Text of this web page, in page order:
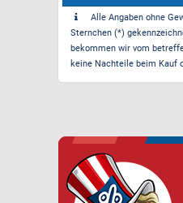
Alle Angaben ohne
Sternchen (*)
bekommen wir vom
keine Nachteile beim Kauf